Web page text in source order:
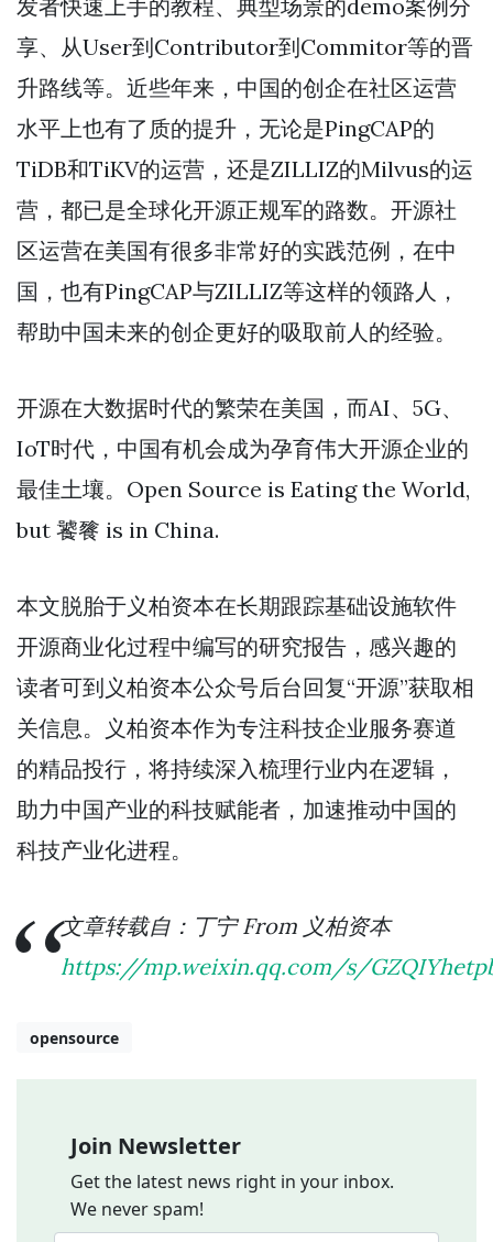
发者快速上手的教程、典型场景的demo案例分
享、从User到Contributor到Commitor等的晋
升路线等。近些年来，中国的创企在社区运营
水平上也有了质的提升，无论是PingCAP的
TiDB和TiKV的运营，还是ZILLIZ的Milvus的运
营，都已是全球化开源正规军的路数。开源社
区运营在美国有很多非常好的实践范例，在中
国，也有PingCAP与ZILLIZ等这样的领路人，
帮助中国未来的创企更好的吸取前人的经验。
开源在大数据时代的繁荣在美国，而AI、5G、
IoT时代，中国有机会成为孕育伟大开源企业的
最佳土壤。Open Source is Eating the World,
but 饕餮 is in China.
本文脱胎于义柏资本在长期跟踪基础设施软件
开源商业化过程中编写的研究报告，感兴趣的
读者可到义柏资本公众号后台回复“开源”获取相
关信息。义柏资本作为专注科技企业服务赛道
的精品投行，将持续深入梳理行业内在逻辑，
助力中国产业的科技赋能者，加速推动中国的
科技产业化进程。
文章转载自：丁宁 From 义柏资本
https://mp.weixin.qq.com/s/
opensource
Join Newsletter
Get the latest news right in your inbox.
We never spam!